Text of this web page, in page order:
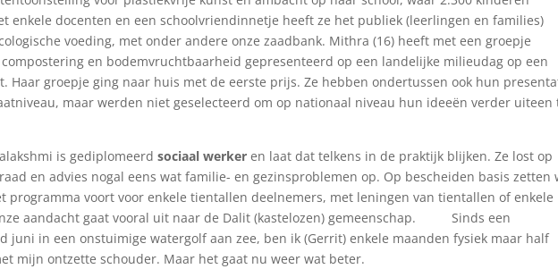
enkele docenten en een schoolvriendinnetje heeft ze het publiek (leerlingen en families)
voeding, met onder andere onze zaadbank. Mithra (16) heeft met een groepje
en bodemvruchtbaarheid gepresenteerd op een landelijke milieudag op een
Haar groepje ging naar huis met de eerste prijs. Ze hebben ondertussen ook hun
maar werden niet geselecteerd om op nationaal niveau hun ideeën verder uiteen
is gediplomeerdsociaal werkeren laat dat telkens in de praktijk blijken. Ze lost op
en advies nogal eens wat familie- en gezinsproblemen op. Op bescheiden basis zetten
programma voort voor enkele tientallen deelnemers, met leningen van tientallen of enkele
aandacht gaat vooral uit naar de Dalit (kastelozen) gemeenschap. Sinds een
juni in een onstuimige watergolf aan zee, ben ik (Gerrit) enkele maanden fysiek maar half
mijn ontzette schouder. Maar het gaat nu weer wat beter.